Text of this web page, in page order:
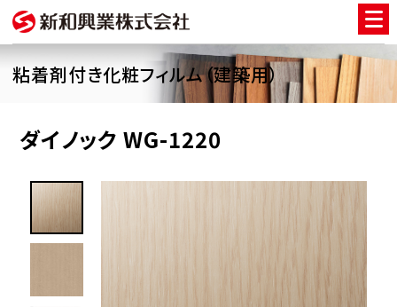
粘着剤付き化粧フィルム（建築用）
ダイノック WG-1220